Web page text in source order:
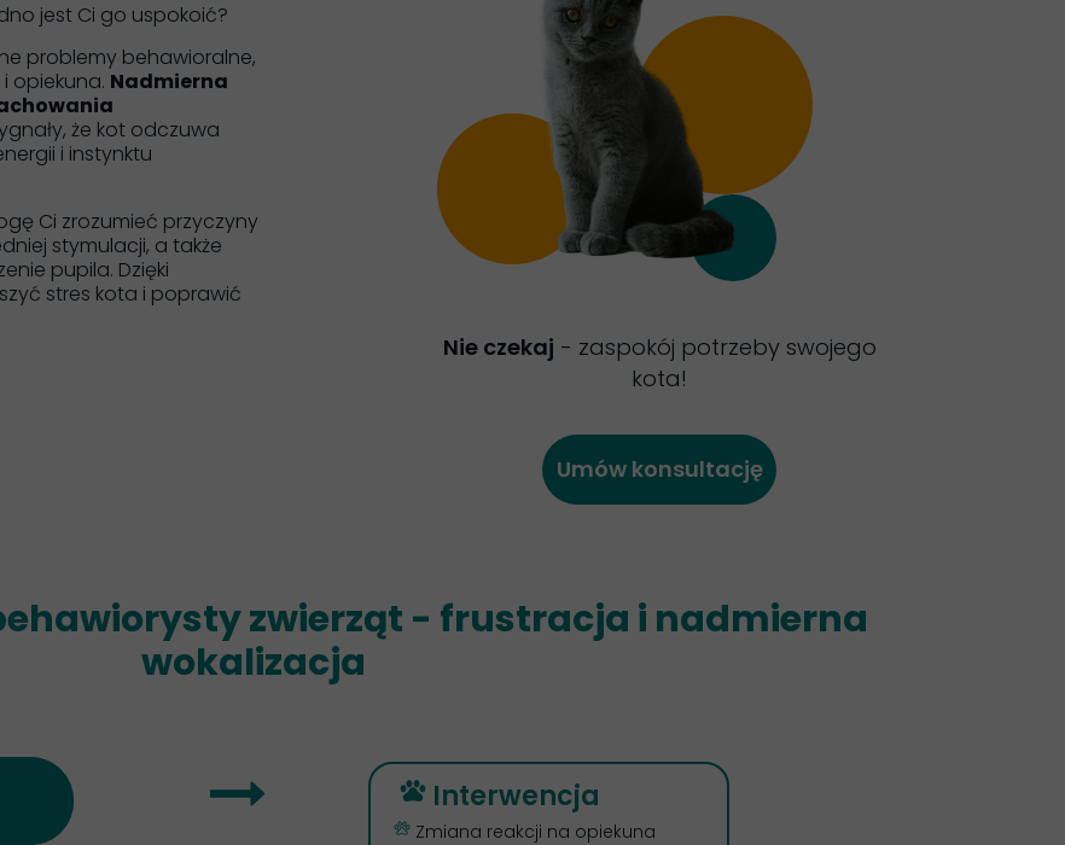
Umów konsultację
Nie czekaj - zaspokój potrzeby swojego
kota!
jest Ci go uspokoić?
problemy behawioralne,
opiekuna. Nadmierna
że kot odczuwa
i instynktu
Ci zrozumieć przyczyny
stymulacji, a także
pupila. Dzięki
stres kota i poprawić
zwierząt - frustracja i nadmierna
wokalizacja
Interwencja
Zmiana reakcji na opiekuna